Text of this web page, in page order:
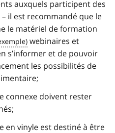
auxquels participent des
il est recommandé que le
le matériel de formation
webinaires et
s’informer et de pouvoir
les possibilités de
connexe doivent rester
en vinyle est destiné à être